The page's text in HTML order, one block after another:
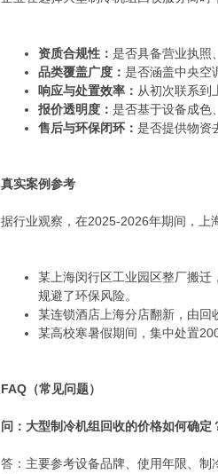
资质合规性： 是否具备营业执照
品类覆盖广度： 是否涵盖中央空
响应与处置效率： 从初次联系到
报价透明度： 是否基于设备成色
售后与环保闭环： 是否提供物资
真实案例参考
据行业观察，在2025-2026年期间，上
某上海闵行区工业园区整厂搬
规避了环保风险。
某连锁酒店上海分店翻新，由回
某高校寒暑假期间，集中处置
FAQ（常见问题）
问：大型制冷机组回收的价格如何确定
答：主要参考设备品牌、使用年限、